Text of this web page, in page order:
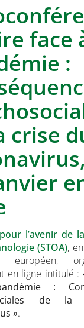
face
:
crise
l’avenir de
(STOA),
européen,
en ligne intitulé :
:
de
».